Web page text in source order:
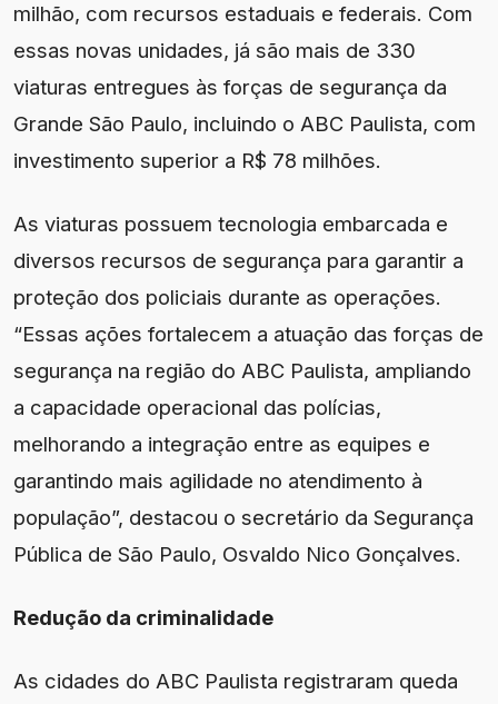
milhão, com recursos estaduais e federais. Com
essas novas unidades, já são mais de 330
viaturas entregues às forças de segurança da
Grande São Paulo, incluindo o ABC Paulista, com
investimento superior a R$ 78 milhões.
As viaturas possuem tecnologia embarcada e
diversos recursos de segurança para garantir a
proteção dos policiais durante as operações.
“Essas ações fortalecem a atuação das forças de
segurança na região do ABC Paulista, ampliando
a capacidade operacional das polícias,
melhorando a integração entre as equipes e
garantindo mais agilidade no atendimento à
população”, destacou o secretário da Segurança
Pública de São Paulo, Osvaldo Nico Gonçalves.
Redução da criminalidade
As cidades do ABC Paulista registraram queda